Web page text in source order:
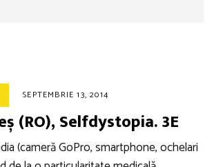
SEPTEMBRIE 13, 2014
(RO), Selfdystopia. 3E
(cameră GoPro, smartphone, ochelari